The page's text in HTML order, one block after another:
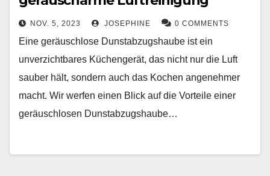
NOV. 5, 2023 JOSEPHINE 0 COMMENTS
Eine geräuschlose Dunstabzugshaube ist ein
unverzichtbares Küchengerät, das nicht nur die Luft
sauber hält, sondern auch das Kochen angenehmer
macht. Wir werfen einen Blick auf die Vorteile einer
geräuschlosen Dunstabzugshaube…